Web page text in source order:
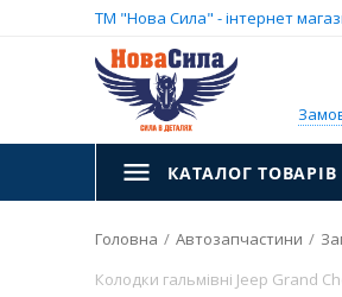
ТМ "Нова Сила" - інтернет
КАТАЛОГ ТОВАРІВ
Головна / Автозапчастини /
Колодки гальмівні Jeep Grand